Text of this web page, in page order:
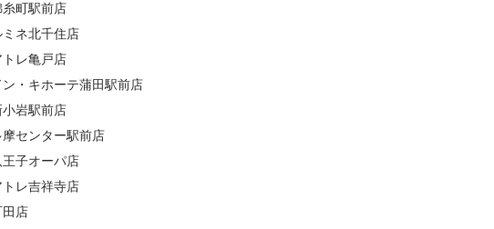
糸町駅前店
ミネ北千住店
トレ亀戸店
ン・キホーテ蒲田駅前店
小岩駅前店
摩センター駅前店
王子オーパ店
トレ吉祥寺店
田店